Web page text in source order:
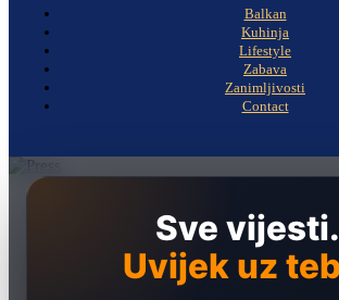
Balkan
Kuhinja
Lifestyle
Zabava
Zanimljivosti
Contact
Sve vijesti.
Uvijek uz